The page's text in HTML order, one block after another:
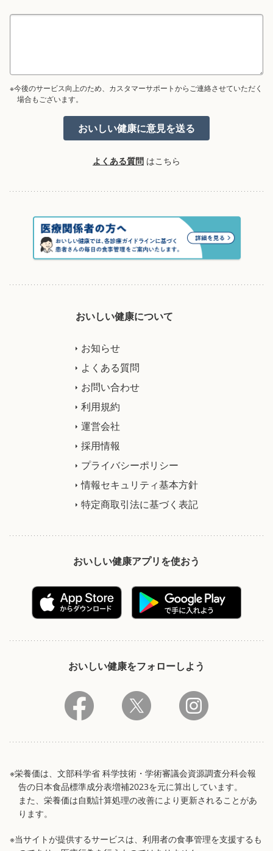
※今後のサービス向上のため、カスタマーサポートからご連絡させていただく
場合もございます。
よくある質問 はこちら
おいしい健康について
お知らせ
よくある質問
お問い合わせ
利用規約
運営会社
採用情報
プライバシーポリシー
情報セキュリティ基本方針
特定商取引法に基づく表記
おいしい健康アプリを使おう
おいしい健康をフォローしよう
※栄養価は、文部科学省 科学技術・学術審議会資源調査分科会報
告の日本食品標準成分表増補2023を元に算出しています。
また、栄養価は自動計算処理の改善により更新されることがあ
ります。
※当サイトが提供するサービスは、利用者の食事管理を支援するも